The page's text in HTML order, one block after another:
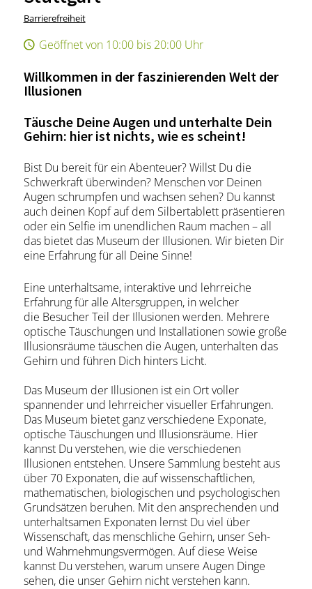
Barrierefreiheit
Geöffnet von 10:00 bis 20:00 Uhr
Willkommen in der faszinierenden Welt der
Illusionen
Täusche Deine Augen und unterhalte Dein
Gehirn: hier ist nichts, wie es scheint!
Bist Du bereit für ein Abenteuer? Willst Du die
Schwerkraft überwinden? Menschen vor Deinen
Augen schrumpfen und wachsen sehen? Du kannst
auch deinen Kopf auf dem Silbertablett präsentieren
oder ein Selfie im unendlichen Raum machen – all
das bietet das Museum der Illusionen. Wir bieten Dir
eine Erfahrung für all Deine Sinne!
Eine unterhaltsame, interaktive und lehrreiche
Erfahrung für alle Altersgruppen, in welcher
die Besucher Teil der Illusionen werden. Mehrere
optische Täuschungen und Installationen sowie große
Illusionsräume täuschen die Augen, unterhalten das
Gehirn und führen Dich hinters Licht.
Das Museum der Illusionen ist ein Ort voller
spannender und lehrreicher visueller Erfahrungen.
Das Museum bietet ganz verschiedene Exponate,
optische Täuschungen und Illusionsräume. Hier
kannst Du verstehen, wie die verschiedenen
Illusionen entstehen. Unsere Sammlung besteht aus
über 70 Exponaten, die auf wissenschaftlichen,
mathematischen, biologischen und psychologischen
Grundsätzen beruhen. Mit den ansprechenden und
unterhaltsamen Exponaten lernst Du viel über
Wissenschaft, das menschliche Gehirn, unser Seh-
und Wahrnehmungsvermögen. Auf diese Weise
kannst Du verstehen, warum unsere Augen Dinge
sehen, die unser Gehirn nicht verstehen kann.